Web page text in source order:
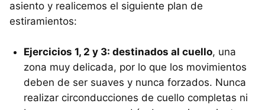
asiento y realicemos el siguiente plan de
estiramientos:
Ejercicios 1, 2 y 3: destinados al cuello, una
zona muy delicada, por lo que los movimientos
deben de ser suaves y nunca forzados. Nunca
realizar circonducciones de cuello completas ni